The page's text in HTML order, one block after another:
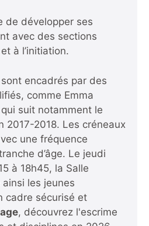
de développer ses
avec des sections
à l’initiation.
encadrés par des
comme Emma
qui suit notamment le
2017-2018. Les créneaux
une fréquence
d’âge. Le jeudi
à 18h45, la Salle
les jeunes
cadre sécurisé et
, découvrez l'escrime